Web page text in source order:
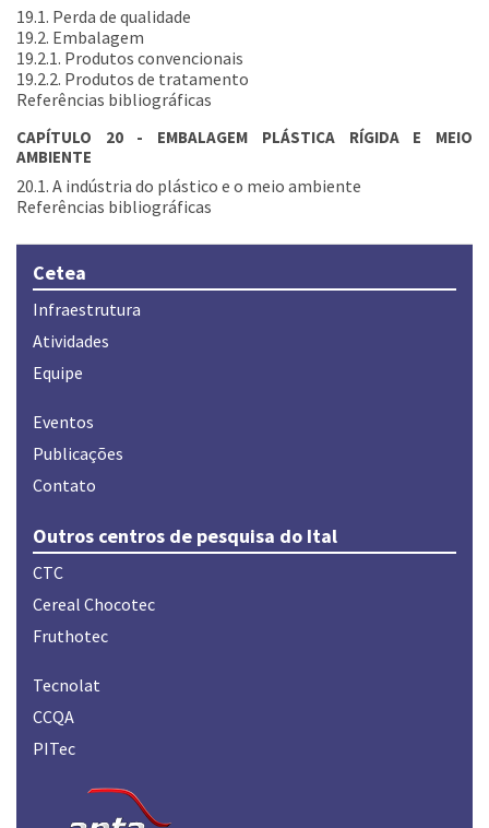
19.1. Perda de qualidade
19.2. Embalagem
19.2.1. Produtos convencionais
19.2.2. Produtos de tratamento
Referências bibliográficas
CAPÍTULO 20 - EMBALAGEM PLÁSTICA RÍGIDA E MEIO
AMBIENTE
20.1. A indústria do plástico e o meio ambiente
Referências bibliográficas
Cetea
Infraestrutura
Atividades
Equipe
Eventos
Publicações
Contato
Outros centros de pesquisa do Ital
CTC
Cereal Chocotec
Fruthotec
Tecnolat
CCQA
PITec